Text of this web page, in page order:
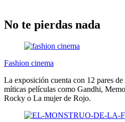
No te pierdas nada
Fashion cinema
La exposición cuenta con 12 pares
míticas películas como Gandhi,
Rocky o La mujer de Rojo.